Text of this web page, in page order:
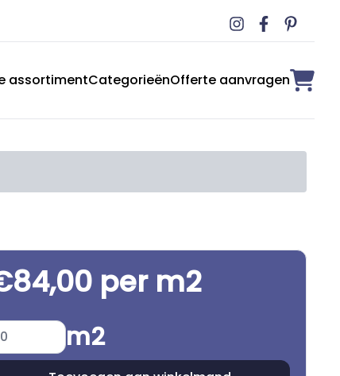
assortimentCategorieënOfferte aanvragen
per m2
m2